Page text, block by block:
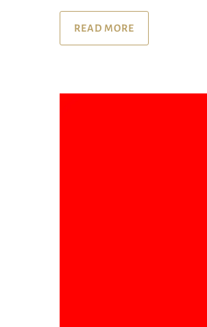
READ MORE